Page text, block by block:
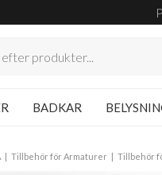
BADKAR
Tillbehör för Armaturer Tillbehör